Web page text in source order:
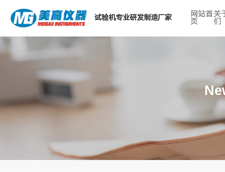
试验机专业研发制造厂家
网站首
页
关
们